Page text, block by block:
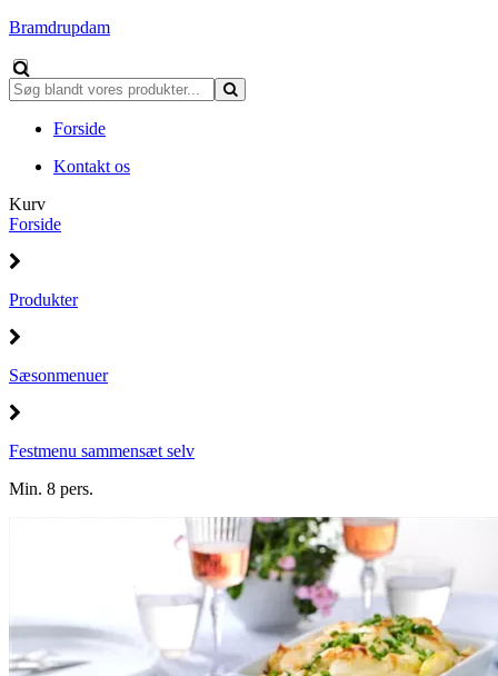
Bramdrupdam
Forside
Kontakt os
Kurv
Forside
Produkter
Sæsonmenuer
Festmenu sammensæt selv
Min. 8 pers.